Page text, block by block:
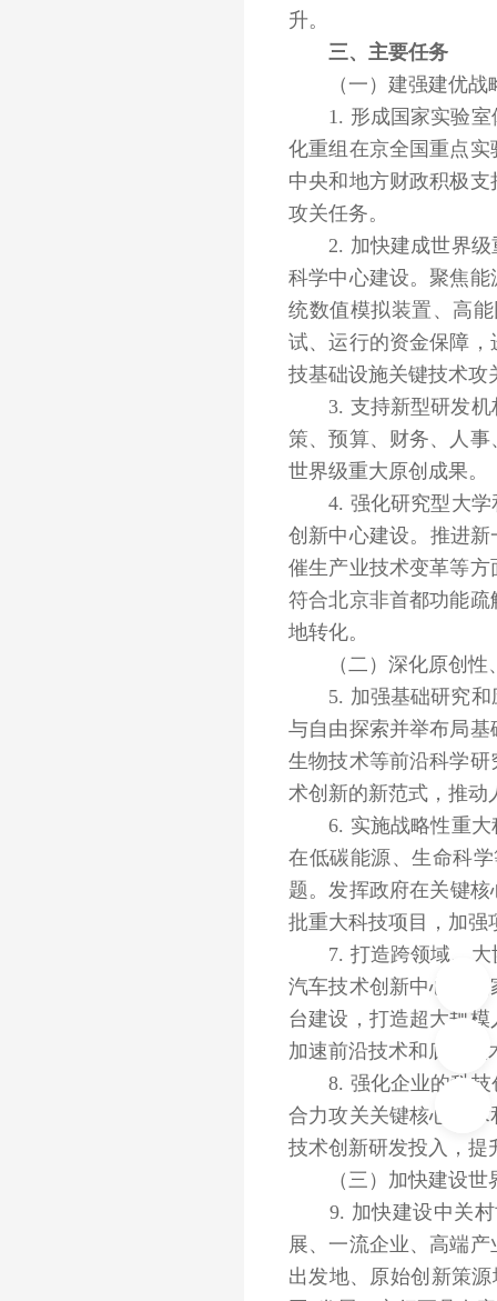
升。
三、主要任务
（一）建强建优战略
1. 形成国家实验室体
化重组在京全国重点
中央和地方财政积极
攻关任务。
2. 加快建成世界级重
科学中心建设。聚焦
统数值模拟装置、高
试、运行的资金保障
技基础设施关键技术攻
3. 支持新型研发机构
策、预算、财务、人
世界级重大原创成果。
4. 强化研究型大学和
创新中心建设。推进
催生产业技术变革等
符合北京非首都功能
地转化。
（二）深化原创性、
5. 加强基础研究和应
与自由探索并举布局
生物技术等前沿科学
术创新的新范式，推动
6. 实施战略性重大科
在低碳能源、生命科
题。发挥政府在关键
批重大科技项目，加强
7. 打造跨领域、大协
汽车技术创新中心、
台建设，打造超大规
加速前沿技术和底层
8. 强化企业的科技创
合力攻关关键核心技
技术创新研发投入，提
（三）加快建设世界
9. 加快建设中关村
展、一流企业、高端
出发地、原始创新策